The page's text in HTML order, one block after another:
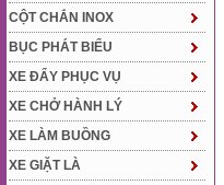
CỘT CHẮN INOX
BỤC PHÁT BIỂU
XE ĐẨY PHỤC VỤ
XE CHỞ HÀNH LÝ
XE LÀM BUỒNG
XE GIẶT LÀ